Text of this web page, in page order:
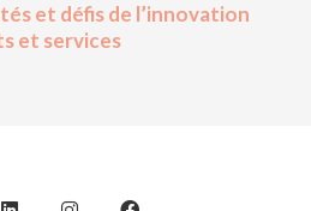
et défis de l’innovation
et services